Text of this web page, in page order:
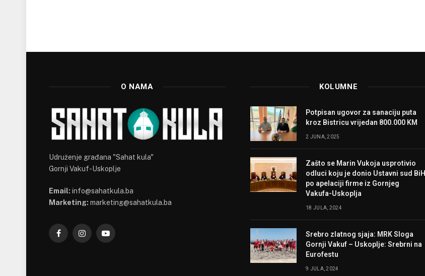
O NAMA
Udruženje građana "Sahat kula"
Gornji Vakuf-Uskoplje
Email: info@sahatkula.ba
Marketing: marketing@sahatkula.ba
FacebookInstagramYouTube
KOLUMNE
Potpisan ugovor za sanaciju puta
kroz Bistricu vrijedan 800.000 KM
2 JUNA, 2025
Zašto se Marin Vukoja usprotivio
odluci koju je donio Ustavni sud BiH
po apelaciji firme iz Gornjeg
Vakufa-Uskoplja
18 JULA, 2024
Srebro zlatnog sjaja: MRK Sloga
Gornji Vakuf – Uskoplje: Srebrni na
Eurofestu
9 JULA, 2024